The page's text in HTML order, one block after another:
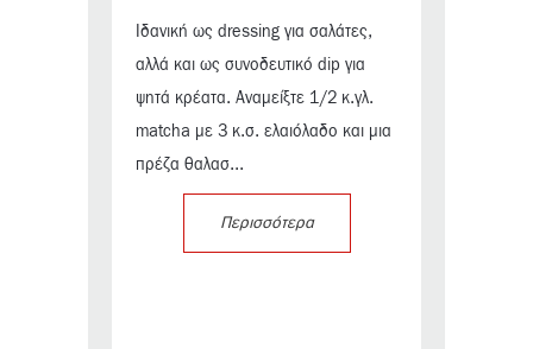
Ιδανική ως dressing για σαλάτες,
αλλά και ως συνοδευτικό dip για
ψητά κρέατα. Αναμείξτε 1/2 κ.γλ.
matcha με 3 κ.σ. ελαιόλαδο και μια
πρέζα θαλασ...
Περισσότερα